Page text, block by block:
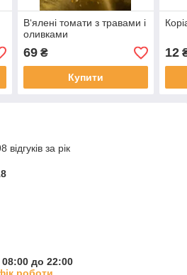
В‘ялені томати з травами і
оливками
69₴
Купити
12
за рік
до 22:00